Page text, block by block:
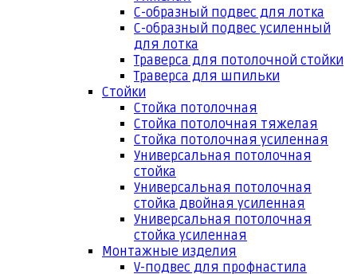
С-образный подвес для лотка
С-образный подвес усиленный
для лотка
Траверса для потолочной стойки
Траверса для шпильки
Стойки
Стойка потолочная
Стойка потолочная тяжелая
Стойка потолочная усиленная
Универсальная потолочная
стойка
Универсальная потолочная
стойка двойная усиленная
Универсальная потолочная
стойка усиленная
Монтажные изделия
V-подвес для профнастила